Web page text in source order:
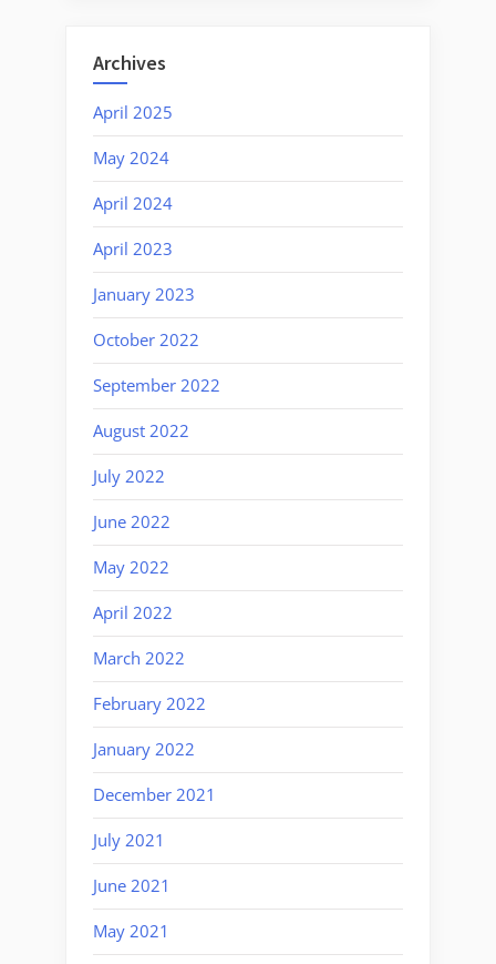
Archives
April 2025
May 2024
April 2024
April 2023
January 2023
October 2022
September 2022
August 2022
July 2022
June 2022
May 2022
April 2022
March 2022
February 2022
January 2022
December 2021
July 2021
June 2021
May 2021